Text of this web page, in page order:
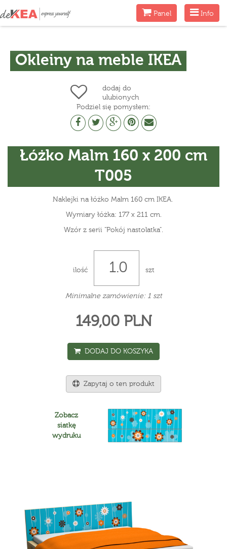
Menu
Info
MenuPanel
Okleiny na meble IKEA
dodaj do
ulubionych
Podziel się pomysłem:
Łóżko Malm 160 x 200 cm
T005
Naklejki na łóżko Malm 160 cm IKEA.
Wymiary łóżka: 177 x 211 cm.
Wzór z serii "Pokój nastolatka".
ilość szt
Minimalne zamówienie: 1 szt
149,00 PLN
DODAJ DO KOSZYKA
Zapytaj o ten produkt
Zobacz
siatkę
wydruku